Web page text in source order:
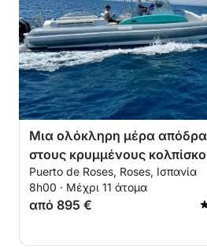
Μια ολόκληρη μέρα
στους κρυμμένους
και τα κρυστάλλινα νερά της
Κόστα Μπράβα
Puerto de Roses, Roses, Ισπανία
8h00 · Μέχρι 11 άτομα
από 895 €